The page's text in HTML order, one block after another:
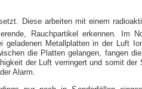
Diese arbeiten mit einem
Rauchpartikel erkennen. Im
geladenen Metallplatten in der Luft
die Platten gelangen, fangen
der Luft verringert und somit der
Alarm.